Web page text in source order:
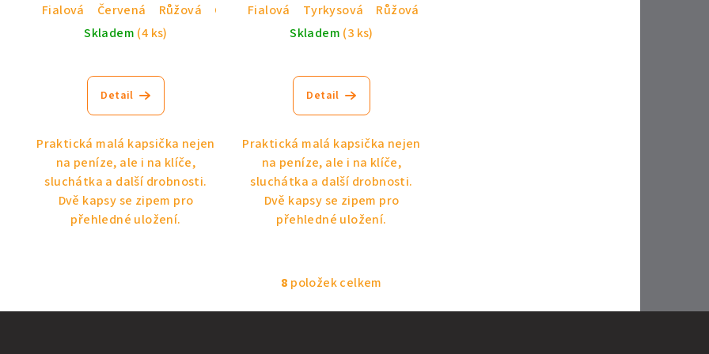
Fialová Červená Růžová
Oranžová
Skladem (4 ks)
Detail
Praktická malá kapsička nejen
na peníze, ale i na klíče,
sluchátka a další drobnosti.
Dvě kapsy se zipem pro
přehledné uložení.
Fialová Tyrkysová Růžová
Skladem (3 ks)
Detail
Praktická malá kapsička nejen
na peníze, ale i na klíče,
sluchátka a další drobnosti.
Dvě kapsy se zipem pro
přehledné uložení.
O
v
8 položek celkem